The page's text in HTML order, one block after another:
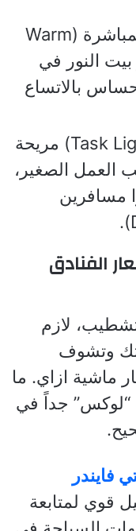
اعتمد على الإضاءة غير المباشرة (Warm
بيت النور في
بالاتساع
وفر “إضاءة عمل” (Task Lighting) مريحة
العمل الصغير،
مسافرين
الفنادق
لازم
وتشوف
ماشية ازاي. ما
“لوكس” جداً في
فايندر
قوي لمتابعة